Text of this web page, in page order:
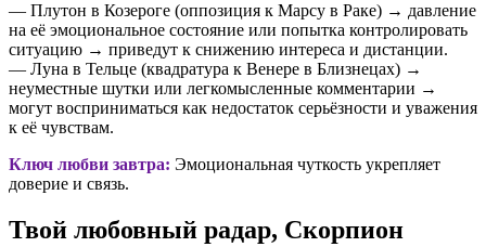
— Плутон в Козероге (оппозиция к Марсу в Раке) → давление
на её эмоциональное состояние или попытка контролировать
ситуацию → приведут к снижению интереса и дистанции.
— Луна в Тельце (квадратура к Венере в Близнецах) →
неуместные шутки или легкомысленные комментарии →
могут восприниматься как недостаток серьёзности и уважения
к её чувствам.
Ключ любви завтра: Эмоциональная чуткость укрепляет
доверие и связь.
Твой любовный радар, Скорпион